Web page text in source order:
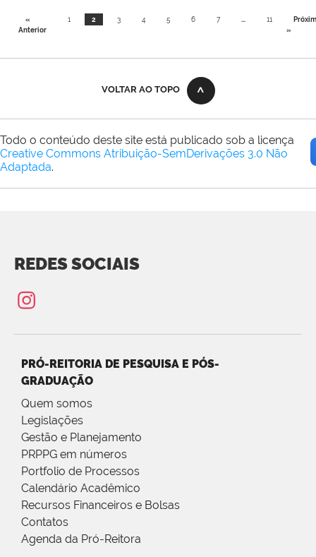
«
Anterior
1 2 3 4 5 6 7 ... 11
»
VOLTAR AO TOPO
Todo o conteúdo deste site está publicado sob a licença
Creative Commons Atribuição-SemDerivações 3.0 Não
Adaptada.
REDES SOCIAIS
PRÓ-REITORIA DE PESQUISA E PÓS-
GRADUAÇÃO
Quem somos
Legislações
Gestão e Planejamento
PRPPG em números
Portfolio de Processos
Calendário Acadêmico
Recursos Financeiros e Bolsas
Contatos
Agenda da Pró-Reitora